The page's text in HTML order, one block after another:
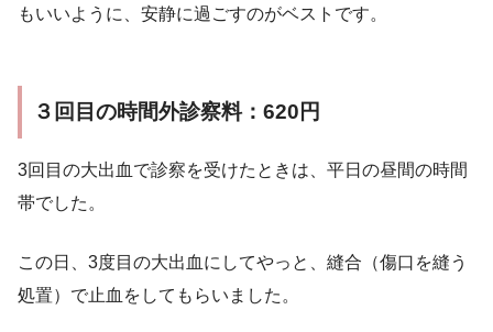
もいいように、安静に過ごすのがベストです。
３回目の時間外診察料：620円
3回目の大出血で診察を受けたときは、平日の昼間の時間
帯でした。
この日、3度目の大出血にしてやっと、縫合（傷口を縫う
処置）で止血をしてもらいました。